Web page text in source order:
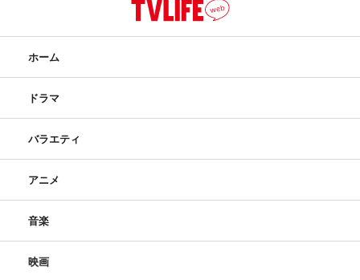
ホーム
ドラマ
バラエティ
アニメ
音楽
映画